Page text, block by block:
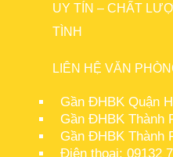
UY TÍN – CHẤT
TÌNH
LIÊN HỆ VĂN
Gần ĐHBK Quận
Gần ĐHBK Thành
Gần ĐHBK Thành
Điện thoại: 09132